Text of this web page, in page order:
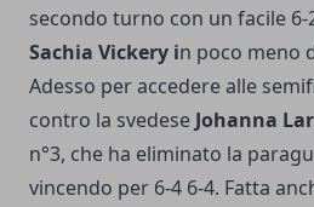
secondo turno con un facile 6-
Sachia Vickery in poco meno
Adesso per accedere alle
contro la svedese Johanna
n°3, che ha eliminato la
vincendo per 6-4 6-4. Fatta